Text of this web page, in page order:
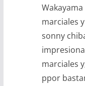
marciales
sonny
marciales
ppor